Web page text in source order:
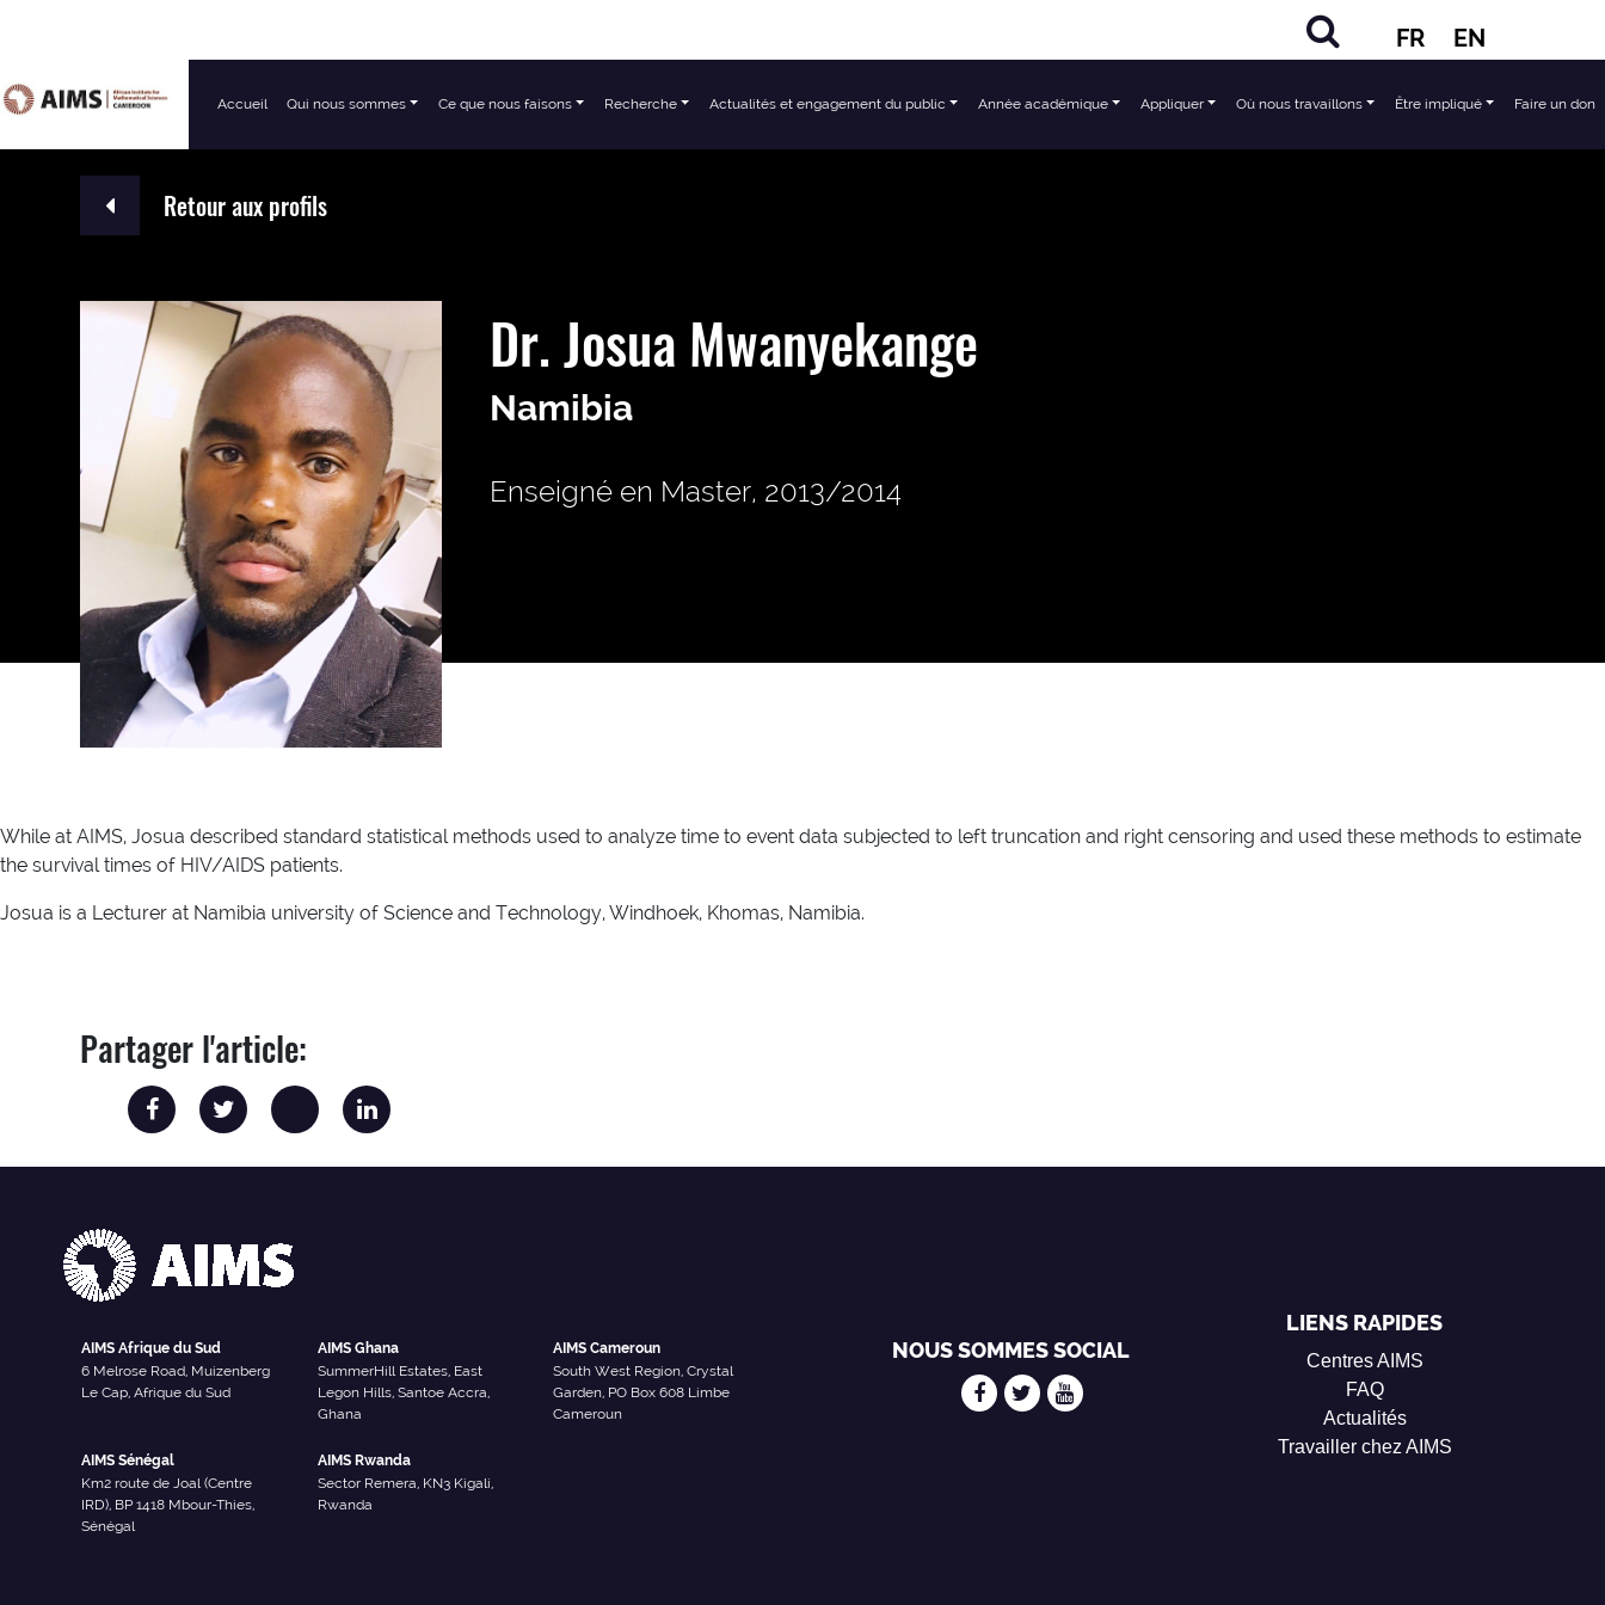
FR EN
Navigation principale
Accueil Qui nous sommes Ce que nous faisons Recherche Actualités et engagement du public Année académique Appliquer Où nous travaillons Être impliqué Faire un don
Retour aux profils
Dr. Josua Mwanyekange
Namibia
Enseigné en Master, 2013/2014
While at AIMS, Josua described standard statistical methods used to analyze time to event data subjected to left truncation and right censoring and used these methods to estimate
the survival times of HIV/AIDS patients.
Josua is a Lecturer at Namibia university of Science and Technology, Windhoek, Khomas, Namibia.
Partager l'article:
AIMS Afrique du Sud
6 Melrose Road, Muizenberg
Le Cap, Afrique du Sud
AIMS Ghana
SummerHill Estates, East
Legon Hills, Santoe Accra,
Ghana
AIMS Cameroun
South West Region, Crystal
Garden, PO Box 608 Limbe
Cameroun
AIMS Sénégal
Km2 route de Joal (Centre
IRD), BP 1418 Mbour-Thies,
Sénégal
AIMS Rwanda
Sector Remera, KN3 Kigali,
Rwanda
NOUS SOMMES SOCIAL
LIENS RAPIDES
Centres AIMS
FAQ
Actualités
Travailler chez AIMS